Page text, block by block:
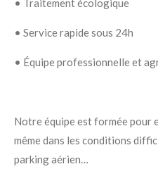
• Traitement écologique
• Service rapide sous 24h
• Équipe professionnelle et
Notre équipe est formée pour
même dans les conditions
parking aérien…